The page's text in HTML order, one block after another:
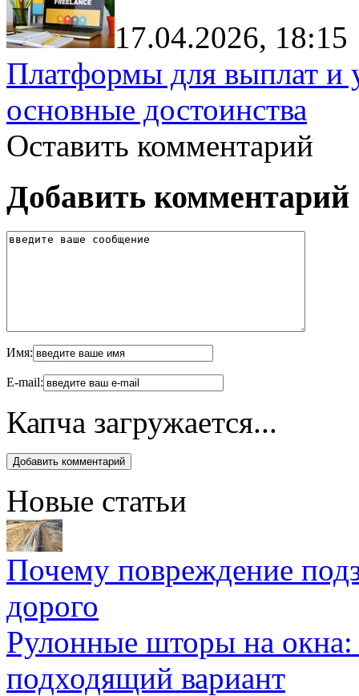
17.04.2026, 18:15
Платформы для выплат и
основные достоинства
Оставить комментарий
Добавить комментарий
Имя:
E-mail:
Капча загружается...
Новые статьи
Почему повреждение
дорого
Рулонные шторы на
подходящий вариант